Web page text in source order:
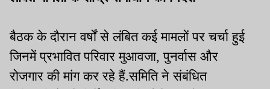
बैठक के दौरान वर्षों से लंबित कई मामलों पर चर्चा हुई
जिनमें प्रभावित परिवार मुआवजा, पुनर्वास और
रोजगार की मांग कर रहे हैं.समिति ने संबंधित